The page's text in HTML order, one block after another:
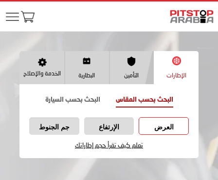
الإطارات التأمين البطارية الخدمة والإصلاح
البحث بحسب المقاس البحث بحسب السيارة
العرض الإرتفاع جم الجنوط
تعلم كيف تقرأ حجم إطاراتك